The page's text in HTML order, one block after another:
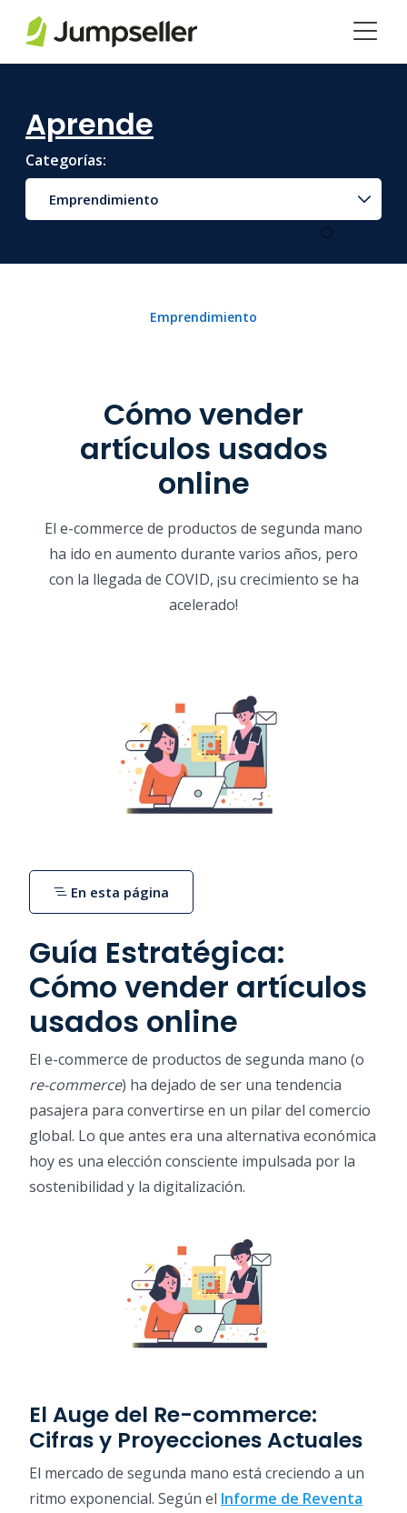
Aprende
Categorías:
Emprendimiento
Emprendimiento
Cómo vender
artículos usados
online
El e-commerce de productos de segunda mano
ha ido en aumento durante varios años, pero
con la llegada de COVID, ¡su crecimiento se ha
acelerado!
Guía Estratégica:
Cómo vender artículos
usados online
El e-commerce de productos de segunda mano (o
re-commerce) ha dejado de ser una tendencia
pasajera para convertirse en un pilar del comercio
global. Lo que antes era una alternativa económica
hoy es una elección consciente impulsada por la
sostenibilidad y la digitalización.
El Auge del Re-commerce:
Cifras y Proyecciones Actuales
El mercado de segunda mano está creciendo a un
ritmo exponencial. Según el Informe de Reventa
En esta página